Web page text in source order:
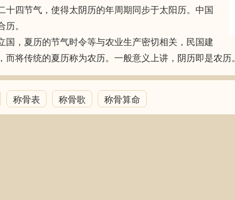
十四节气，使得太阴历的年周期同步于太阳历。中国
。
，夏历的节气时令等与农业生产密切相关，民国建
而将传统的夏历称为农历。一般意义上讲，阴历即是农历。
称骨表 称骨歌 称骨算命